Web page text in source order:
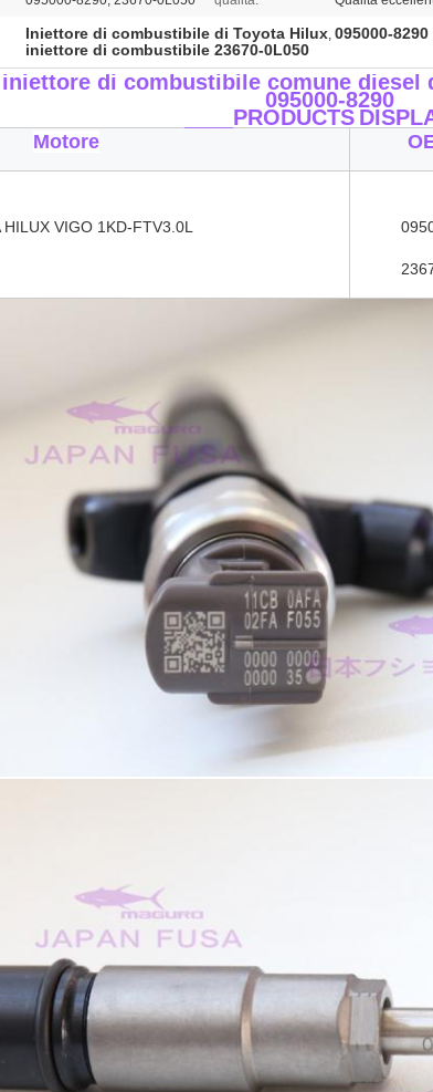
Iniettore di combustibile di Toyota Hilux, 095000-
iniettore di combustibile 23670-0L050
iniettore di combustibile comune diesel
095000-8290
____PRODUCTS
Motore
HILUX VIGO 1KD-FTV3.0L